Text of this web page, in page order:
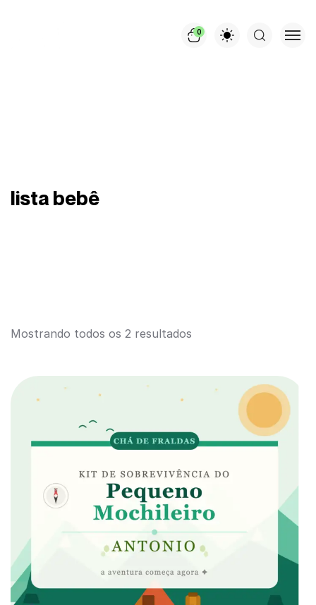
0
lista bebê
Mostrando todos os 2 resultados